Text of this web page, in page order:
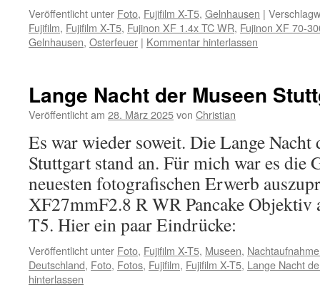
Veröffentlicht unter Foto, Fujifilm X-T5, Gelnhausen |
Fujifilm, Fujifilm X-T5, Fujinon XF 1.4x TC WR, Fujinon XF 70-
Gelnhausen, Osterfeuer | Kommentar hinterlassen
Lange Nacht der Museen
Veröffentlicht am 28. März 2025von Christian
Es war wieder soweit. Die Lange Nacht
Stuttgart stand an. Für mich war es die
neuesten fotografischen Erwerb
XF27mmF2.8 R WR Pancake
T5. Hier ein paar Eindrücke:
Veröffentlicht unter Foto, Fujifilm X-T5, Museen,
Deutschland, Foto, Fotos, Fujifilm, Fujifilm X-T5, Lange Nacht
hinterlassen